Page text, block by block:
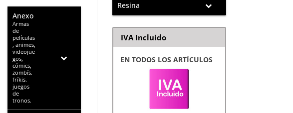
Anexo
–
Armas
de
películas
, animes,
videojue
gos,
cómics,
zombís.
fríkis.
juegos
de
tronos.
Resina
IVA Incluido
EN TODOS LOS ARTÍCULOS